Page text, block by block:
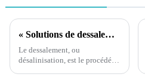
« Solutions de dessalement efficaces : systèmes d'osmose inverse personnalisés, précurseurs de l'avenir de l'eau propre »
Le dessalement, ou
désalinisation, est le procédé